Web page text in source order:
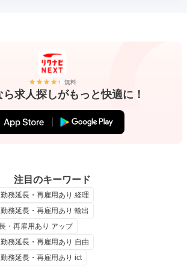
無料
ら求人探しがもっと快適に！
注目のキーワード
務延長・再雇用あり 経理
務延長・再雇用あり 輸出
・再雇用あり アップ
務延長・再雇用あり 自由
務延長・再雇用あり ict